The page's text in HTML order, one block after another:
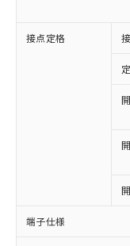
接点定格
端子仕様
ご利
以下の条
対応済
非含有に
対応予定
有に対応
対応予定な
非含有に